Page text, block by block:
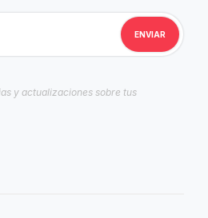
y actualizaciones sobre tus